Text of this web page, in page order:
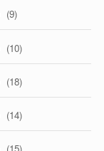
(9)
(10)
(18)
(14)